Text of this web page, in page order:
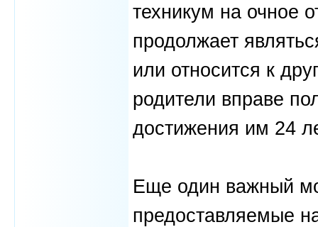
техникум на очное
продолжает
или относится к
родители вправе
достижения им 24
Еще один важный
предоставляемые